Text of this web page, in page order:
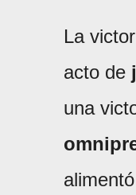
La
acto de
una